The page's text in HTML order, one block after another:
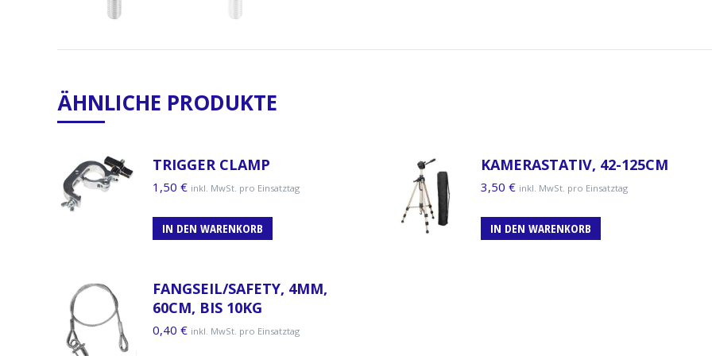
ÄHNLICHE PRODUKTE
TRIGGER CLAMP
1,50 € inkl. MwSt. pro Einsatztag
IN DEN WARENKORB
KAMERASTATIV, 42-125CM
3,50 € inkl. MwSt. pro Einsatztag
IN DEN WARENKORB
FANGSEIL/SAFETY, 4MM,
60CM, BIS 10KG
0,40 € inkl. MwSt. pro Einsatztag